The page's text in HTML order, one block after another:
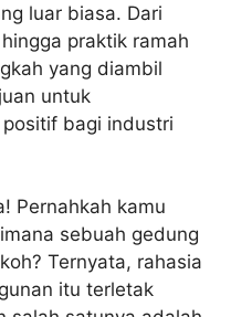
luar biasa. Dari
praktik ramah
yang diambil
untuk
bagi industri
Pernahkah kamu
sebuah gedung
Ternyata, rahasia
itu terletak